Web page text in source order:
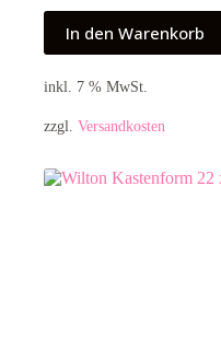
In den Warenkorb
inkl. 7 % MwSt.
zzgl. Versandkosten